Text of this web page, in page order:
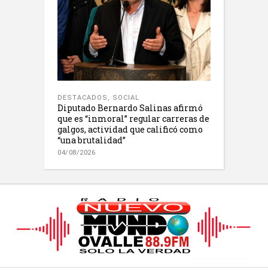
DESTACADOS , SOCIAL
Diputado Bernardo Salinas afirmó
que es “inmoral” regular carreras de
galgos, actividad que calificó como
“una brutalidad”
04/08/2026